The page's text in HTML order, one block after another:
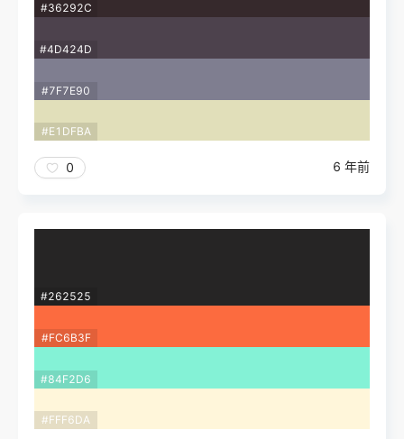
#36292C
#4D424D
#7F7E90
#E1DFBA
0 6 年前
#262525
#FC6B3F
#84F2D6
#FFF6DA